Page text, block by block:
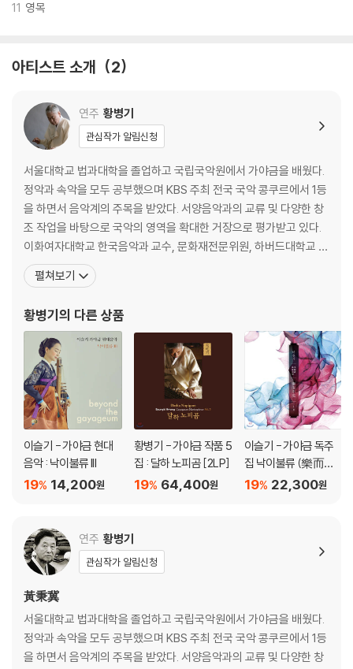
11 영목
아티스트 소개 2
연주 황병기
관심작가 알림신청
서울대학교 법과대학을 졸업하고 국립국악원에서 가야금을 배웠다.
정악과 속악을 모두 공부했으며 KBS 주최 전국 국악 콩쿠르에서 1등
을 하면서 음악계의 주목을 받았다. 서양음악과의 교류 및 다양한 창
조 작업을 바탕으로 국악의 영역을 확대한 거장으로 평가받고 있다.
이화여자대학교 한국음악과 교수, 문화재전문위원, 하버드대학교 객
원교수, 한국예술종합학교 겸임교수, 광복60주년기념 문화사업 추
진위원회 위원장, 연세대학교 특별초빙교수 등을 역임했고, 유니세
예술감독으로 활동했다. 1986년에는 뉴욕 카네기홀에서 가야금 독
주회를
펼쳐보기
황병기 의 다른 상품
이슬기 - 가야금 현대
음악 : 낙이불류 III
14,200원
19%
황병기 - 가야금 작품 5
집 : 달하 노피곰 [2LP]
64,400원
19%
이슬기 - 가야금 독주
집 낙이불류 (樂而不
流)
22,300원
19%
연주 황병기
관심작가 알림신청
黃秉冀
서울대학교 법과대학을 졸업하고 국립국악원에서 가야금을 배웠다.
정악과 속악을 모두 공부했으며 KBS 주최 전국 국악 콩쿠르에서 1등
을 하면서 음악계의 주목을 받았다. 서양음악과의 교류 및 다양한 창